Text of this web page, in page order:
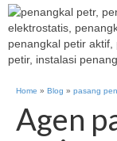
Home » Blog » pasang
Agen